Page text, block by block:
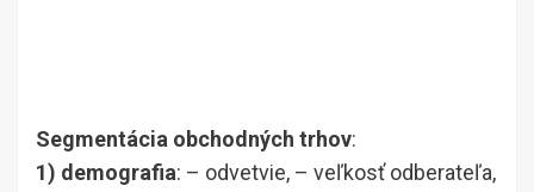
Segmentácia obchodných trhov:
1) demografia: – odvetvie, – veľkosť odberateľa,